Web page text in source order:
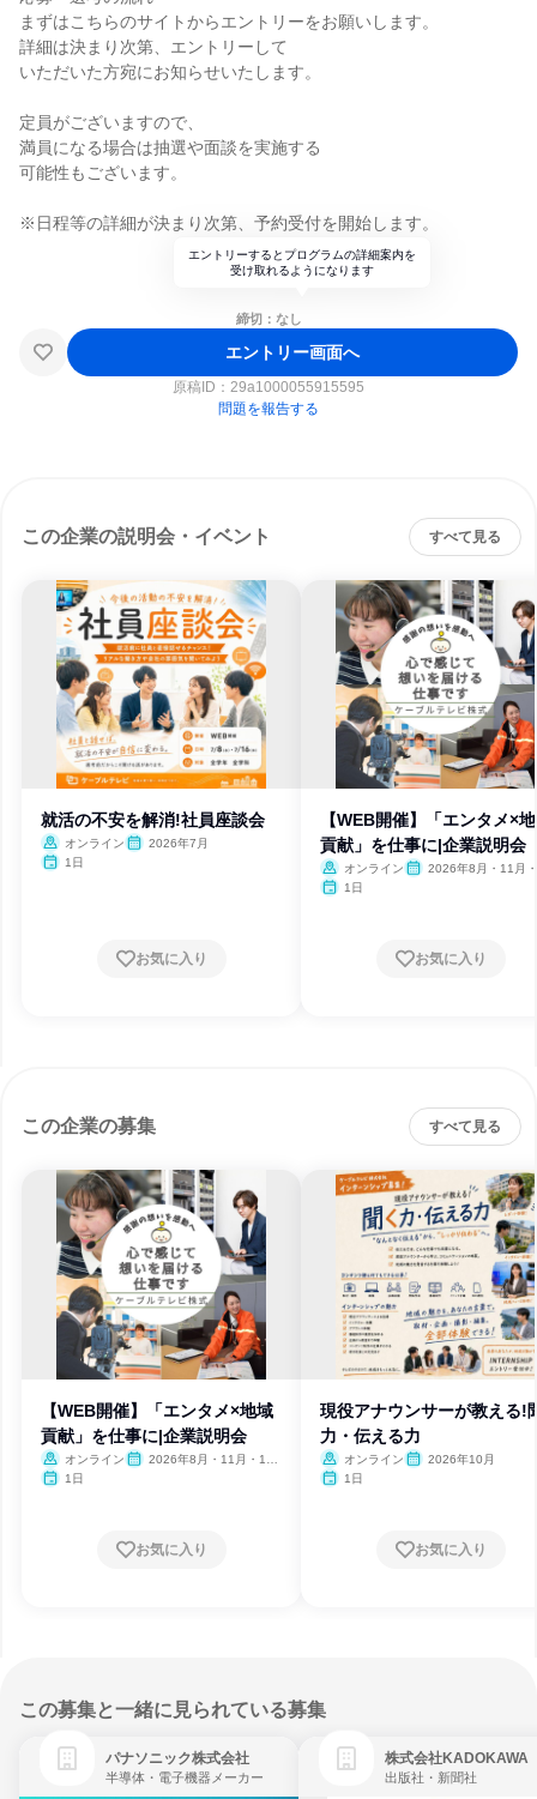
まずはこちらのサイトからエントリーをお願いします。
詳細は決まり次第、エントリーして
いただいた方宛にお知らせいたします。
定員がございますので、
満員になる場合は抽選や面談を実施する
可能性もございます。
※日程等の詳細が決まり次第、予約受付を開始します。
エントリーするとプログラムの詳細案内を
受け取れるようになります
締切：なし
エントリー画面へ
原稿ID： 29a1000055915595
問題を報告する
この企業の説明会・イベント すべて見る
就活の不安を解消!社員座談会
オンライン
2026年7月
1日
お気に入り
【WEB開催】「エンタメ×
貢献」を仕事に|企業説明会
オンライン
2026年8月・11月
1日
お気に入り
この企業の募集 すべて見る
【WEB開催】「エンタメ×地域
貢献」を仕事に|企業説明会
オンライン
2026年8月・11月・12
1日
お気に入り
現役アナウンサーが教える!
力・伝える力
オンライン
2026年10月
1日
お気に入り
この募集と一緒に見られている募集
パナソニック株式会社
半導体・電子機器メーカー
株式会社KADOKAWA
出版社・新聞社